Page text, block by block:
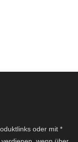
oder mit *